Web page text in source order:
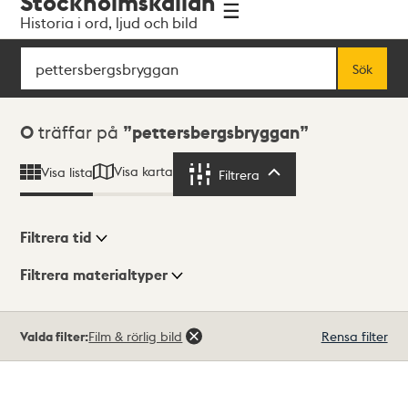
navigationen
huvudinnehållet
Historia i ord, ljud och bild
Sök
Sök
Sökresultat
0 träffar på pettersbergsbryggan
Visa lista Visa karta Filtrera
Visningsläge
Filtrera tid
Filtrera materialtyper
träffar
Valda filter:Film & rörlig bild Rensa filter